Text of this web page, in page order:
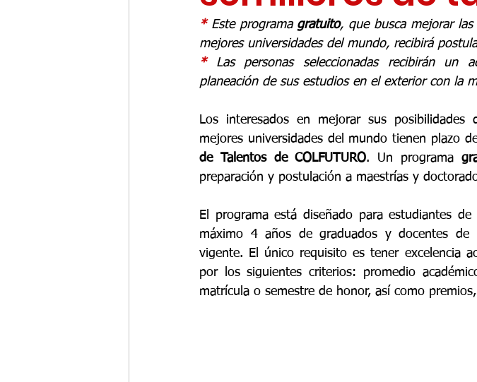
* Este programa gratuito, que busca mejorar
mejores universidades del mundo, recibirá
* Las personas seleccionadas recibirán un
planeación de sus estudios en el exterior con la
Los interesados en mejorar sus
mejores universidades del mundo tienen plazo
de Talentos de COLFUTURO. Un programa
preparación y postulación a maestrías y
El programa está diseñado para estudiantes
máximo 4 años de graduados y docentes de
vigente. El único requisito es tener excelencia
por los siguientes criterios: promedio
matrícula o semestre de honor, así como